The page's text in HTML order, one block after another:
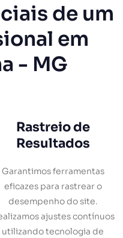
de um
em
- MG
Rastreio de
Resultados
Garantimos ferramentas
eficazes para rastrear o
desempenho do site.
ajustes contínuos
utilizando tecnologia de